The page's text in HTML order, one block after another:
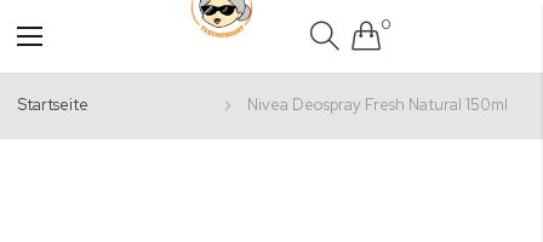
Navigation
umschalten
0
Startseite Nivea Deospray Fresh Natural 150ml